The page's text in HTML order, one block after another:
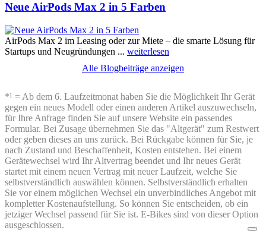
Neue AirPods Max 2 in 5 Farben
AirPods Max 2 im Leasing oder zur Miete – die smarte Lösung für
Startups und Neugründungen ... weiterlesen
Alle Blogbeiträge anzeigen
*¹ = Ab dem 6. Laufzeitmonat haben Sie die Möglichkeit Ihr Gerät
gegen ein neues Modell oder einen anderen Artikel auszuwechseln,
für Ihre Anfrage finden Sie auf unsere Website ein passendes
Formular. Bei Zusage übernehmen Sie das "Altgerät" zum Restwert
oder geben dieses an uns zurück. Bei Rückgabe können für Sie, je
nach Zustand und Beschaffenheit, Kosten entstehen. Bei einem
Gerätewechsel wird Ihr Altvertrag beendet und Ihr neues Gerät
startet mit einem neuen Vertrag mit neuer Laufzeit, welche Sie
selbstverständlich auswählen können. Selbstverständlich erhalten
Sie vor einem möglichen Wechsel ein unverbindliches Angebot mit
kompletter Kostenaufstellung. So können Sie entscheiden, ob ein
jetziger Wechsel passend für Sie ist. E-Bikes sind von dieser Option
ausgeschlossen.